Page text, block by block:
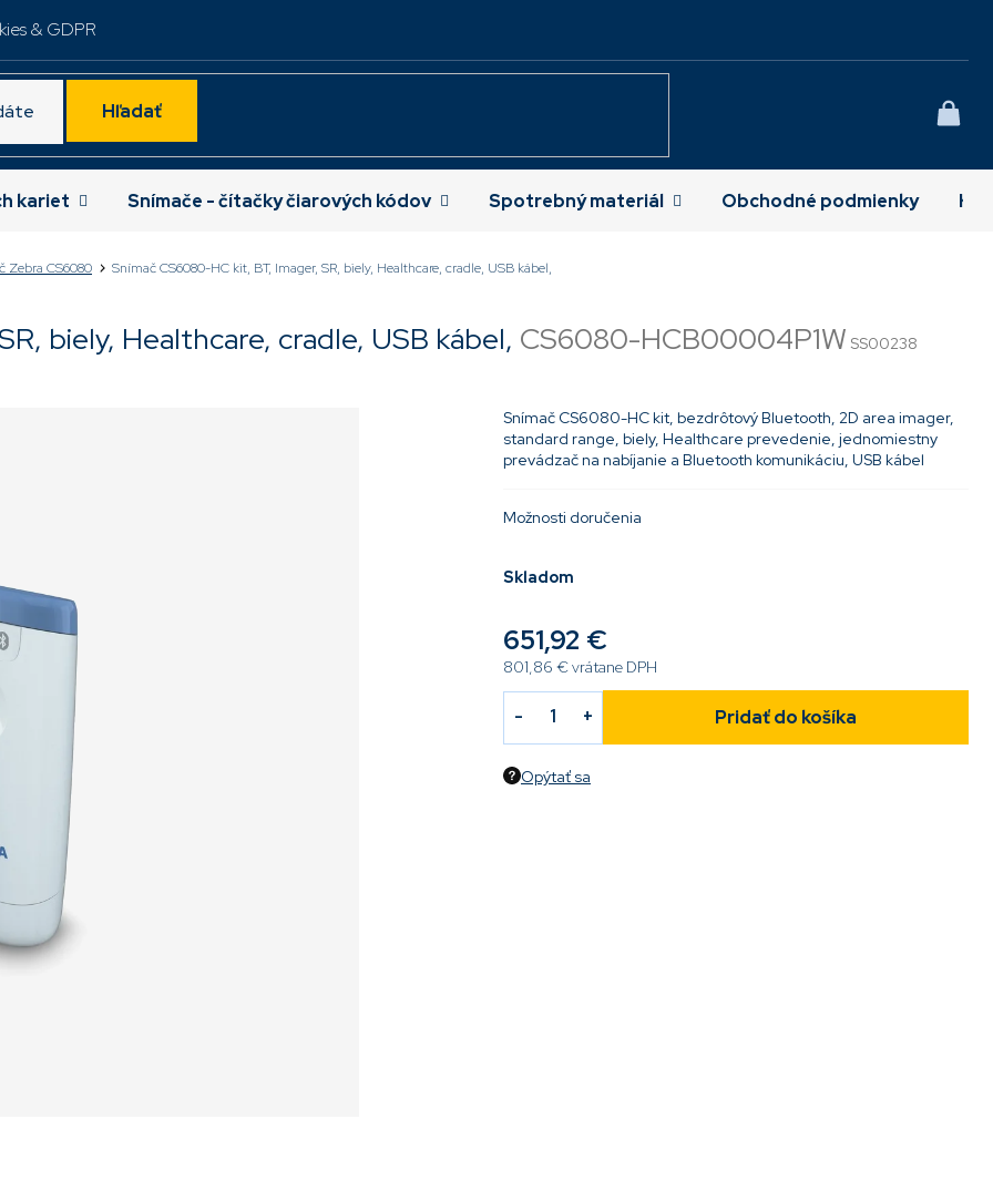
& GDPR
Hľadať
kariet Snímače - čítačky čiarových kódov Spotrebný materiál Obchodné podmienky
Zebra CS6080 Snímač CS6080-HC kit, BT, Imager, SR, biely, Healthcare, cradle, USB kábel,
biely, Healthcare, cradle, USB kábel, CS6080-HCB00004P1W SS00238
651,92 €
801,86 € vrátane DPH
Skladom
Možnosti doručenia
Pridať do košíka
Snímač CS6080-HC kit, bezdrôtový Bluetooth, 2D area imager,
standard range, biely, Healthcare prevedenie, jednomiestny
prevádzač na nabíjanie a Bluetooth komunikáciu, USB kábel
Opýtať sa